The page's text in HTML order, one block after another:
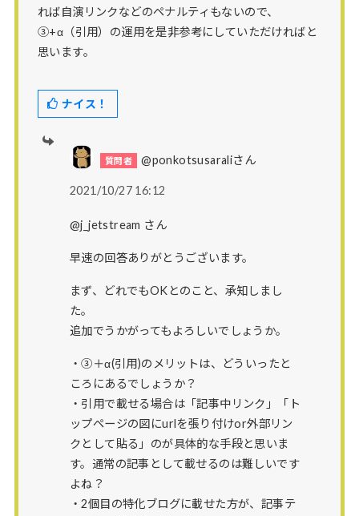
れば自演リンクなどのペナルティもないので、
③+α（引用）の運用を是非参考にしていただければと
思います。
ナイス！
@ponkotsusaraliさん
2021/10/27 16:12
@j_jetstream さん
早速の回答ありがとうございます。
まず、どれでもOKとのこと、承知しまし
た。
追加でうかがってもよろしいでしょうか。
・③＋α(引用)のメリットは、どういったと
ころにあるでしょうか？
・引用で載せる場合は「記事中リンク」「ト
ップページの図にurlを張り付けor外部リン
クとして貼る」のが具体的な手段と思いま
す。通常の記事として載せるのは難しいです
よね？
・2個目の特化ブログに載せた方が、記事テ